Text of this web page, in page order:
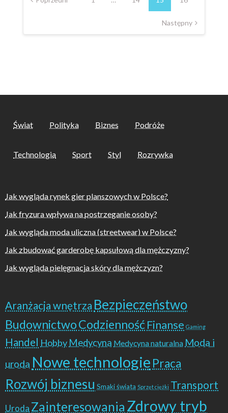
Następny
Świat Polityka Biznes Podróże
Technologia Sport Styl Rozrywka
Jak wygląda rynek gier planszowych w Polsce?
Jak fryzura wpływa na postrzeganie osoby?
Jak wygląda moda uliczna (streetwear) w Polsce?
Jak zbudować garderobę kapsułową dla mężczyzny?
Jak wygląda pielęgnacja skóry dla mężczyzn?
Aranżacja wnętrza Bezpieczeństwo
BudownictwoCodziennośćFinanse Gaming
Handel Hobby Medycyna Medycyna naturalna Moda i
uroda Nowe technologie Praca
Rozwój biznesu Smaki świata Sprzęt ciężki Transport
Uroda Zainteresowania Zdrowy tryb